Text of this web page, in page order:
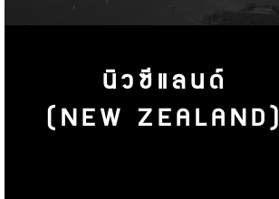
นิวซีแลนด์
(NEW ZEALAND)